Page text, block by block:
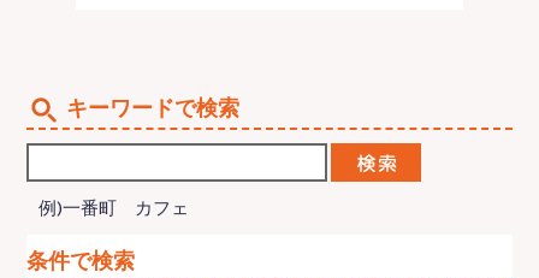
キーワードで検索
例)一番町 カフェ
条件で検索